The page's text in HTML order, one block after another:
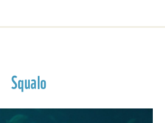
Squalo